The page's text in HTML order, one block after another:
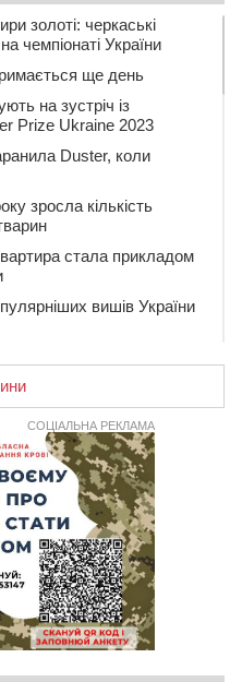
золоті: черкаські
чемпіонаті України
ще день
на зустріч із
Prize Ukraine 2023
Duster, коли
зросла кількість
стала прикладом
вишів України
у Черкасах 75-річній
клапан
встановили сонячну
мільйона гривень
з полеглим на
скляну зупинку і
від спеки: Бондаренко
в автівці: у ТЦК
СОЦІАЛЬНА РЕКЛАМА